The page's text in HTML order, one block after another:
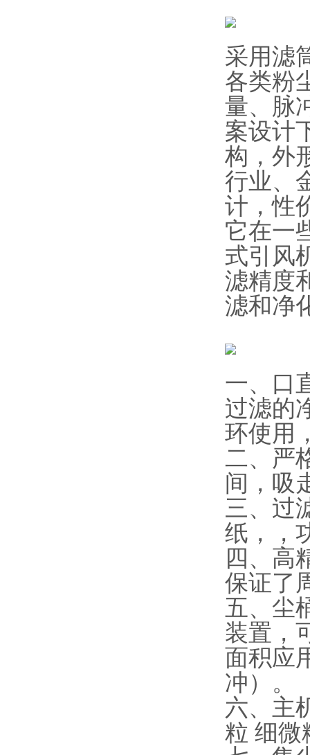
采用滤
各类粉
量、脉
案设计
构，外
行业、
计，性
它在一
式引风
滤精度
滤和净
一、口
过滤的
环使用
二、严
间，吸
三、过
纸，，
四、高
保证了
五、尘
装置，
面积应
冲）。
六、主
粒 细微